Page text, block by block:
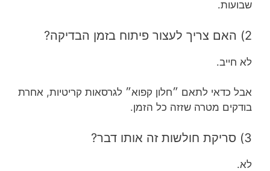
שבועות.
2) האם צריך לעצור פיתוח בזמן הבדיקה?
לא חייב.
אבל כדאי לתאם ״חלון קפוא״ לגרסאות קריטיות, אחרת
בודקים מטרה שזזה כל הזמן.
3) סריקת חולשות זה אותו דבר?
לא.